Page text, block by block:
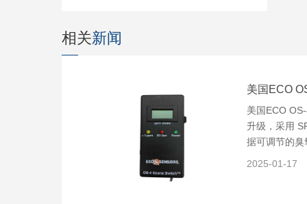
相关新闻
美国ECO
美国ECO
升级，采用
据可调节的
2025-01-17